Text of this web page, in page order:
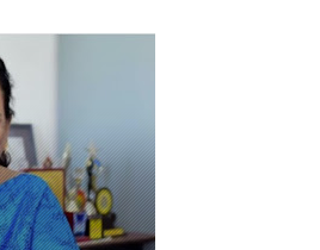
ಆ.8,9:
ಮೂಡುಬಿದಿರೆ
ಅಡ್ವೆಂಚರ್
ಡ್ರೈವ್–